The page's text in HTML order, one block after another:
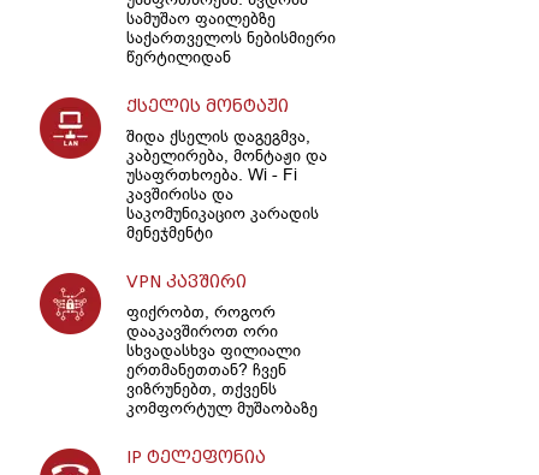
სამუშაო ფაილებზე
საქართველოს ნებისმიერი
წერტილიდან
ქსელის მონტაჟი
შიდა ქსელის დაგეგმვა,
კაბელირება, მონტაჟი და
უსაფრთხოება. Wi - Fi
კავშირისა და
საკომუნიკაციო კარადის
მენეჯმენტი
VPN კავშირი
ფიქრობთ, როგორ
დააკავშიროთ ორი
სხვადასხვა ფილიალი
ერთმანეთთან? ჩვენ
ვიზრუნებთ, თქვენს
კომფორტულ მუშაობაზე
IP ტელეფონია